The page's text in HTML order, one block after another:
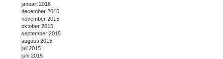
januari 2016
december 2015
november 2015
oktober 2015
september 2015
augusti 2015
juli 2015
juni 2015